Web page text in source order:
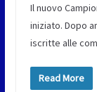
Il nuovo
iniziato. Dopo
iscritte alle
Read More